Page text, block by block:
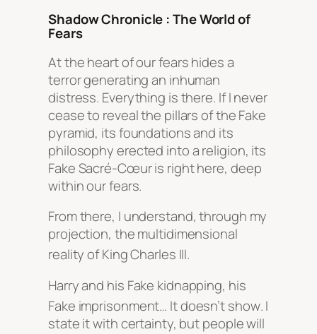
Shadow Chronicle : The World of
Fears
At the heart of our fears hides a
terror generating an inhuman
distress. Everything is there. If I never
cease to reveal the pillars of the Fake
pyramid, its foundations and its
philosophy erected into a religion, its
Fake Sacré-Cœur is right here, deep
within our fears.
From there, I understand, through my
projection, the multidimensional
reality of King Charles III.
Harry and his Fake kidnapping, his
Fake imprisonment… It doesn’t show. I
state it with certainty, but people will